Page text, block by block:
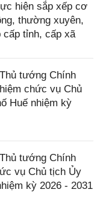
hiện sắp xếp cơ
thường xuyên,
cấp tỉnh, cấp xã
tướng Chính
chức vụ Chủ
Huế nhiệm kỳ
tướng Chính
vụ Chủ tịch Ủy
kỳ 2026 - 2031